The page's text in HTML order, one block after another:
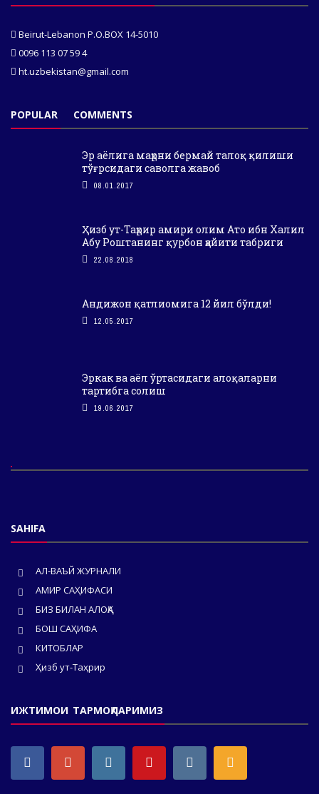
Beirut-Lebanon P.O.BOX 14-5010
0096 113 07 59 4
ht.uzbekistan@gmail.com
POPULAR COMMENTS
Эр аёлига маҳрни бермай талоқ қилиши
тўғрсидаги саволга жавоб
08.01.2017
Ҳизб ут-Таҳрир амири олим Ато ибн Халил
Абу Роштанинг қурбон ҳайити табриги
22.08.2018
Андижон қатлиомига 12 йил бўлди!
12.05.2017
Эркак ва аёл ўртасидаги алоқаларни
тартибга солиш
19.06.2017
SAHIFA
АЛ-ВАЪЙ ЖУРНАЛИ
АМИР САҲИФАСИ
БИЗ БИЛАН АЛОҚА
БОШ САҲИФА
КИТОБЛАР
Ҳизб ут-Таҳрир
ИЖТИМОИ ТАРМОҚЛАРИМИЗ